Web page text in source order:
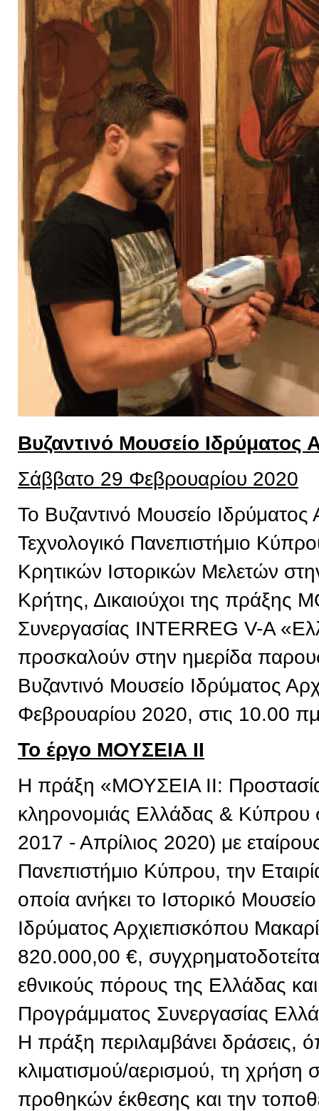
Βυζαντινό Μουσείο Ιδρύματος
Σάββατο 29 Φεβρουαρίου 2020
Το Βυζαντινό Μουσείο
Τεχνολογικό Πανεπιστήμιο
Κρητικών Ιστορικών Μελετών
Κρήτης, Δικαιούχοι της πράξης
Συνεργασίας INTERREG V-A
προσκαλούν στην ημερίδα
Βυζαντινό Μουσείο Ιδρύματος
Φεβρουαρίου 2020, στις 10.00
Το έργο ΜΟΥΣΕΙΑ ΙΙ
Η πράξη «ΜΟΥΣΕΙΑ ΙΙ: Προστασία
κληρονομιάς Ελλάδας & Κύπρου
2017 - Απρίλιος 2020) με
Πανεπιστήμιο Κύπρου, την
οποία ανήκει το Ιστορικό
Ιδρύματος Αρχιεπισκόπου
820.000,00 €,
εθνικούς πόρους της Ελλάδας
Προγράμματος Συνεργασίας
Η πράξη περιλαμβάνει δράσεις,
κλιματισμού/αερισμού, τη χρήση
προθηκών έκθεσης και την